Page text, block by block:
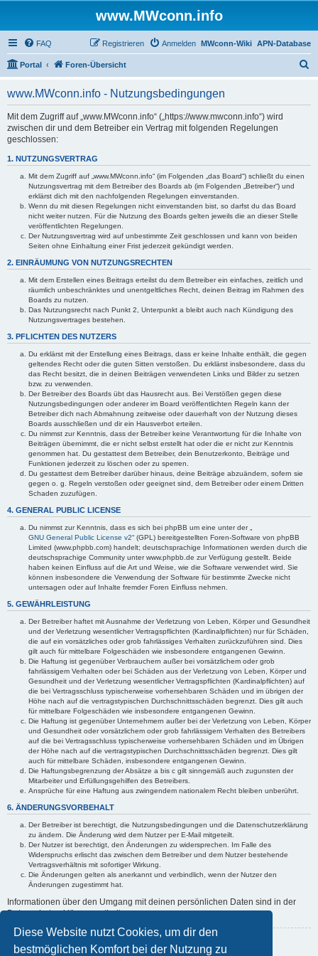
Diese Website nutzt Cookies, um dir den
bestmöglichen Komfort bei der Nutzung zu
www.MWconn.info
FAQ APN-Database
MWconn-Wiki
Anmelden
Registrieren
Portal Foren-Übersicht
www.MWconn.info - Nutzungsbedingungen
Mit dem Zugriff auf „www.MWconn.info“ („https://www.mwconn.info“) wird
zwischen dir und dem Betreiber ein Vertrag mit folgenden Regelungen
geschlossen:
1. NUTZUNGSVERTRAG
Mit dem Zugriff auf „www.MWconn.info“ (im Folgenden „das Board“) schließt du einen
Nutzungsvertrag mit dem Betreiber des Boards ab (im Folgenden „Betreiber“) und
erklärst dich mit den nachfolgenden Regelungen einverstanden.
Wenn du mit diesen Regelungen nicht einverstanden bist, so darfst du das Board
nicht weiter nutzen. Für die Nutzung des Boards gelten jeweils die an dieser Stelle
veröffentlichten Regelungen.
Der Nutzungsvertrag wird auf unbestimmte Zeit geschlossen und kann von beiden
Seiten ohne Einhaltung einer Frist jederzeit gekündigt werden.
2. EINRÄUMUNG VON NUTZUNGSRECHTEN
Mit dem Erstellen eines Beitrags erteilst du dem Betreiber ein einfaches, zeitlich und
räumlich unbeschränktes und unentgeltliches Recht, deinen Beitrag im Rahmen des
Boards zu nutzen.
Das Nutzungsrecht nach Punkt 2, Unterpunkt a bleibt auch nach Kündigung des
Nutzungsvertrages bestehen.
3. PFLICHTEN DES NUTZERS
Du erklärst mit der Erstellung eines Beitrags, dass er keine Inhalte enthält, die gegen
geltendes Recht oder die guten Sitten verstoßen. Du erklärst insbesondere, dass du
das Recht besitzt, die in deinen Beiträgen verwendeten Links und Bilder zu setzen
bzw. zu verwenden.
Der Betreiber des Boards übt das Hausrecht aus. Bei Verstößen gegen diese
Nutzungsbedingungen oder anderer im Board veröffentlichten Regeln kann der
Betreiber dich nach Abmahnung zeitweise oder dauerhaft von der Nutzung dieses
Boards ausschließen und dir ein Hausverbot erteilen.
Du nimmst zur Kenntnis, dass der Betreiber keine Verantwortung für die Inhalte von
Beiträgen übernimmt, die er nicht selbst erstellt hat oder die er nicht zur Kenntnis
genommen hat. Du gestattest dem Betreiber, dein Benutzerkonto, Beiträge und
Funktionen jederzeit zu löschen oder zu sperren.
Du gestattest dem Betreiber darüber hinaus, deine Beiträge abzuändern, sofern sie
gegen o. g. Regeln verstoßen oder geeignet sind, dem Betreiber oder einem Dritten
Schaden zuzufügen.
4. GENERAL PUBLIC LICENSE
Du nimmst zur Kenntnis, dass es sich bei phpBB um eine unter der „
GNU General Public License v2“ (GPL) bereitgestellten Foren-Software von phpBB
Limited (www.phpbb.com) handelt; deutschsprachige Informationen werden durch die
deutschsprachige Community unter www.phpbb.de zur Verfügung gestellt. Beide
haben keinen Einfluss auf die Art und Weise, wie die Software verwendet wird. Sie
können insbesondere die Verwendung der Software für bestimmte Zwecke nicht
untersagen oder auf Inhalte fremder Foren Einfluss nehmen.
5. GEWÄHRLEISTUNG
Der Betreiber haftet mit Ausnahme der Verletzung von Leben, Körper und Gesundheit
und der Verletzung wesentlicher Vertragspflichten (Kardinalpflichten) nur für Schäden,
die auf ein vorsätzliches oder grob fahrlässiges Verhalten zurückzuführen sind. Dies
gilt auch für mittelbare Folgeschäden wie insbesondere entgangenen Gewinn.
Die Haftung ist gegenüber Verbrauchern außer bei vorsätzlichem oder grob
fahrlässigem Verhalten oder bei Schäden aus der Verletzung von Leben, Körper und
Gesundheit und der Verletzung wesentlicher Vertragspflichten (Kardinalpflichten) auf
die bei Vertragsschluss typischerweise vorhersehbaren Schäden und im übrigen der
Höhe nach auf die vertragstypischen Durchschnittsschäden begrenzt. Dies gilt auch
für mittelbare Folgeschäden wie insbesondere entgangenen Gewinn.
Die Haftung ist gegenüber Unternehmern außer bei der Verletzung von Leben, Körper
und Gesundheit oder vorsätzlichem oder grob fahrlässigem Verhalten des Betreibers
auf die bei Vertragsschluss typischerweise vorhersehbaren Schäden und im Übrigen
der Höhe nach auf die vertragstypischen Durchschnittsschäden begrenzt. Dies gilt
auch für mittelbare Schäden, insbesondere entgangenen Gewinn.
Die Haftungsbegrenzung der Absätze a bis c gilt sinngemäß auch zugunsten der
Mitarbeiter und Erfüllungsgehilfen des Betreibers.
Ansprüche für eine Haftung aus zwingendem nationalem Recht bleiben unberührt.
6. ÄNDERUNGSVORBEHALT
Der Betreiber ist berechtigt, die Nutzungsbedingungen und die Datenschutzerklärung
zu ändern. Die Änderung wird dem Nutzer per E-Mail mitgeteilt.
Der Nutzer ist berechtigt, den Änderungen zu widersprechen. Im Falle des
Widerspruchs erlischt das zwischen dem Betreiber und dem Nutzer bestehende
Vertragsverhältnis mit sofortiger Wirkung.
Die Änderungen gelten als anerkannt und verbindlich, wenn der Nutzer den
Änderungen zugestimmt hat.
Informationen über den Umgang mit deinen persönlichen Daten sind in der
Datenschutzerklärung enthalten.
Zurück zur vorherigen Seite